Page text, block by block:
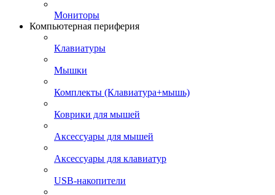
Мониторы
Компьютерная периферия
Клавиатуры
Мышки
Комплекты (Клавиатура+мышь)
Коврики для мышей
Аксессуары для мышей
Аксессуары для клавиатур
USB-накопители